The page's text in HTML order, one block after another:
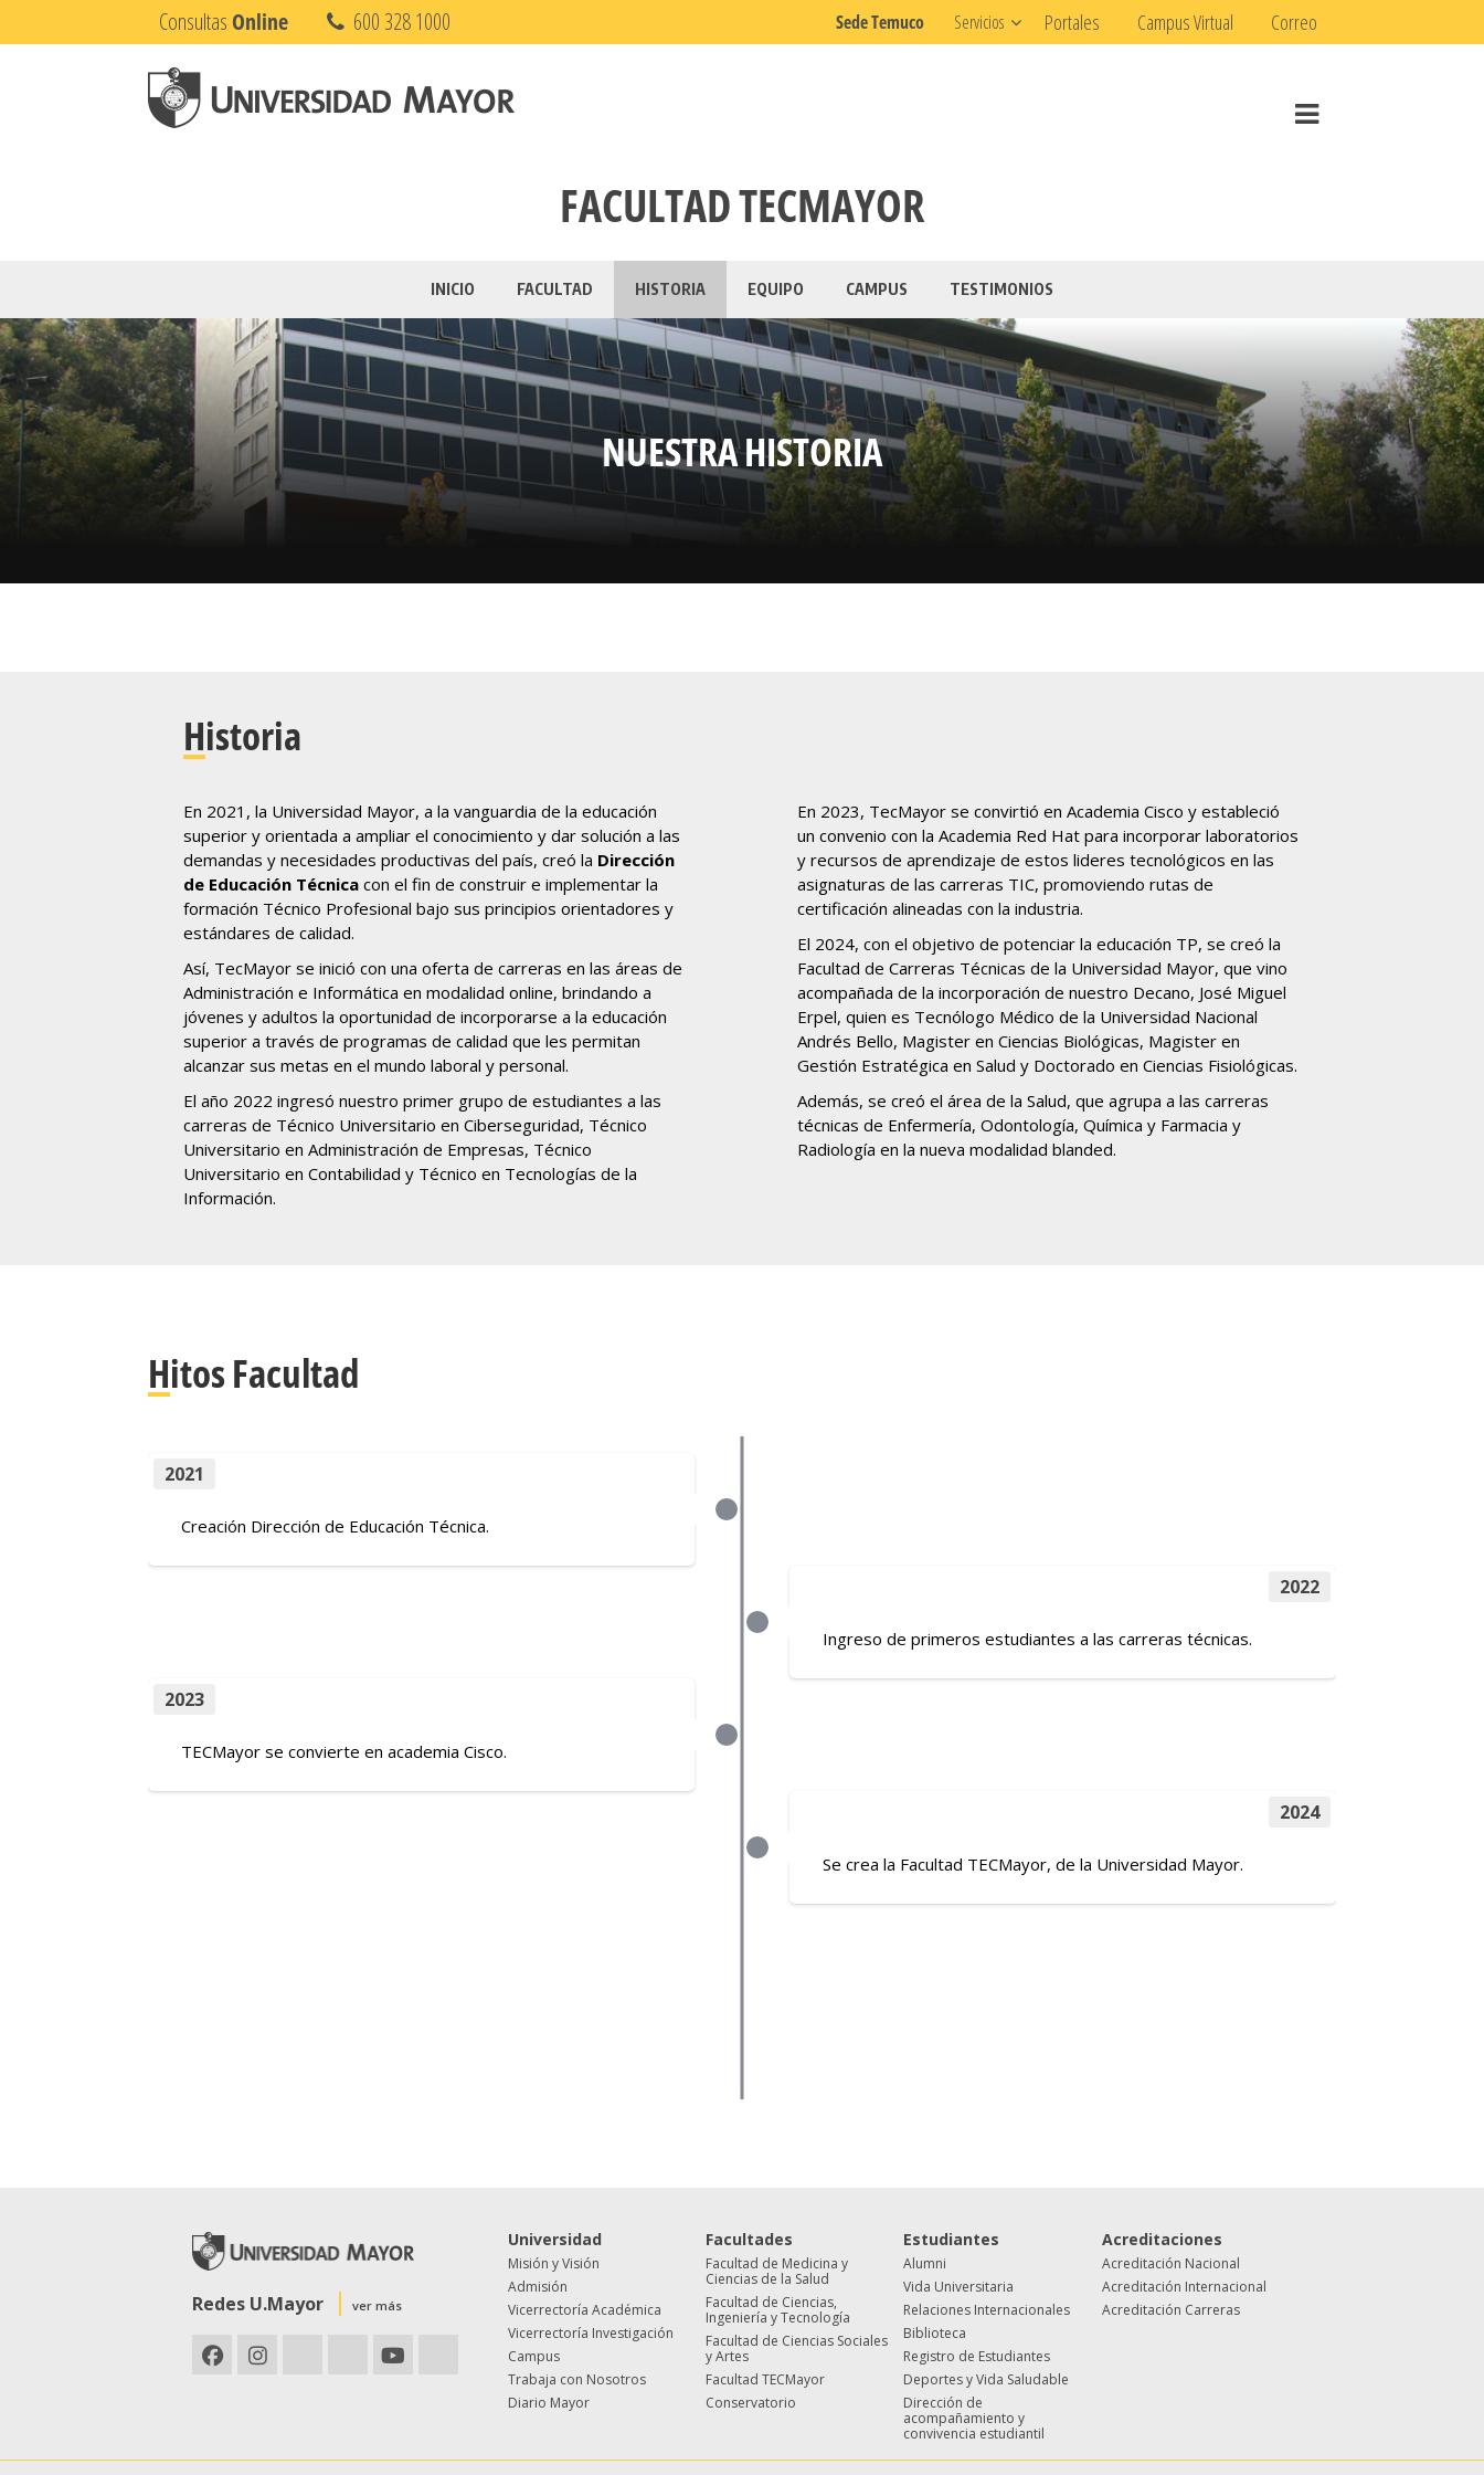
Consultas Online 600 328 1000 Sede Temuco Servicios Portales Campus Virtual Correo
FACULTAD TECMAYOR
INICIO FACULTAD HISTORIA EQUIPO CAMPUS TESTIMONIOS
NUESTRA HISTORIA
Historia
En 2021, la Universidad Mayor, a la vanguardia de la educación
superior y orientada a ampliar el conocimiento y dar solución a las
demandas y necesidades productivas del país, creó la Dirección
de Educación Técnica con el fin de construir e implementar la
formación Técnico Profesional bajo sus principios orientadores y
estándares de calidad.
Así, TecMayor se inició con una oferta de carreras en las áreas de
Administración e Informática en modalidad online, brindando a
jóvenes y adultos la oportunidad de incorporarse a la educación
superior a través de programas de calidad que les permitan
alcanzar sus metas en el mundo laboral y personal.
El año 2022 ingresó nuestro primer grupo de estudiantes a las
carreras de Técnico Universitario en Ciberseguridad, Técnico
Universitario en Administración de Empresas, Técnico
Universitario en Contabilidad y Técnico en Tecnologías de la
Información.
En 2023, TecMayor se convirtió en Academia Cisco y estableció
un convenio con la Academia Red Hat para incorporar laboratorios
y recursos de aprendizaje de estos lideres tecnológicos en las
asignaturas de las carreras TIC, promoviendo rutas de
certificación alineadas con la industria.
El 2024, con el objetivo de potenciar la educación TP, se creó la
Facultad de Carreras Técnicas de la Universidad Mayor, que vino
acompañada de la incorporación de nuestro Decano, José Miguel
Erpel, quien es Tecnólogo Médico de la Universidad Nacional
Andrés Bello, Magister en Ciencias Biológicas, Magister en
Gestión Estratégica en Salud y Doctorado en Ciencias Fisiológicas.
Además, se creó el área de la Salud, que agrupa a las carreras
técnicas de Enfermería, Odontología, Química y Farmacia y
Radiología en la nueva modalidad blanded.
Hitos Facultad
2021
Creación Dirección de Educación Técnica.
2022
Ingreso de primeros estudiantes a las carreras técnicas.
2023
TECMayor se convierte en academia Cisco.
2024
Se crea la Facultad TECMayor, de la Universidad Mayor.
Redes U.Mayor ver más
Universidad
Misión y Visión
Admisión
Vicerrectoría Académica
Vicerrectoría Investigación
Campus
Trabaja con Nosotros
Diario Mayor
Facultades
Facultad de Medicina y
Ciencias de la Salud
Facultad de Ciencias,
Ingeniería y Tecnología
Facultad de Ciencias Sociales
y Artes
Facultad TECMayor
Conservatorio
Estudiantes
Alumni
Vida Universitaria
Relaciones Internacionales
Biblioteca
Registro de Estudiantes
Deportes y Vida Saludable
Dirección de
acompañamiento y
convivencia estudiantil
Acreditaciones
Acreditación Nacional
Acreditación Internacional
Acreditación Carreras